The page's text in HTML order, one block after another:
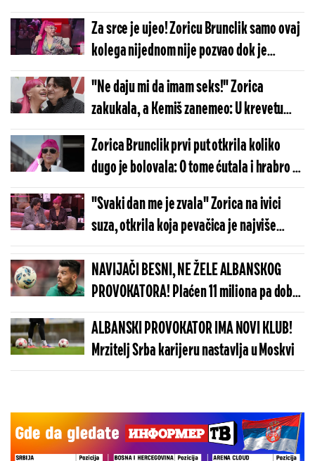
Za srce je ujeo! Zoricu Brunclik samo ovaj
kolega nijednom nije pozvao dok je
bolovala
"Ne daju mi da imam seks!" Zorica
zakukala, a Kemiš zanemeo: U krevetu
sada prava pustinja
Zorica Brunclik prvi put otkrila koliko
dugo je bolovala: O tome ćutala i hrabro se
borila
"Svaki dan me je zvala" Zorica na ivici
suza, otkrila koja pevačica je najviše
brinula o njoj
NAVIJAČI BESNI, NE ŽELE ALBANSKOG
PROVOKATORA! Plaćen 11 miliona pa dobio
brutalnu poruku
ALBANSKI PROVOKATOR IMA NOVI KLUB!
Mrzitelj Srba karijeru nastavlja u Moskvi